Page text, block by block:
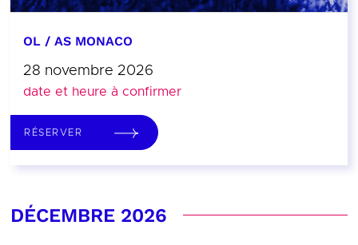
OL / AS MONACO
28 novembre 2026
date et heure à confirmer
RÉSERVER
DÉCEMBRE 2026